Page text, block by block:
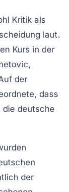
Kritik als
laut.
Kurs in der
der
dass
die deutsche
der